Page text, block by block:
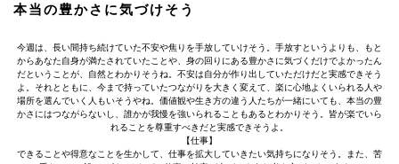
本当の豊かさに気づけそう
今週は、長い間持ち続けていた不安や焦りを手放していけそう。手放すというよりも、もと
からあなた自身が満たされていたことや、身の回りにある豊かさに気づくだけでよかったん
だということが、自然とわかりそうね。不安は自分が作り出していただけだと実感できそう
よ。それとともに、今まで持っていたつながりを大きく変えて、楽に心地よくいられる人や
場所を選んでいく人もいそうやね。価値観や生き方の違う人たちが一緒にいても、本当の豊
かさにはつながらないし、誰かが我慢を強いられることもあるとわかりそう。皆が楽でいら
れることを尊重すべきだと実感できそうよ。
【仕事】
できることや得意なことを生かして、仕事を拡大していきたい気持ちになりそう。また、苦